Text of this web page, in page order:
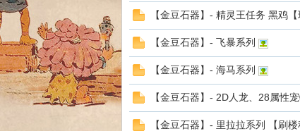
uz!
【金豆石器】- 精灵王任务 黑鸡【
【金豆石器】- 飞暴系列
【金豆石器】- 海马系列
【金豆石器】- 2D人龙、28属性
【金豆石器】- 里拉拉系列 【刷楼